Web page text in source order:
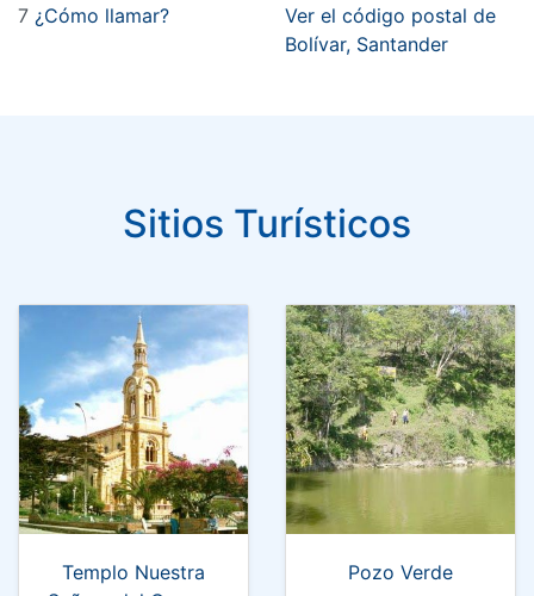
7 ¿Cómo llamar?
Ver el código postal de
Bolívar, Santander
Sitios Turísticos
Templo Nuestra
Pozo Verde